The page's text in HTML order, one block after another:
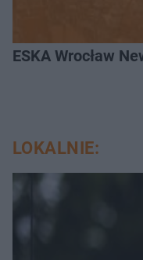
ESKA Wrocław
LOKALNIE: